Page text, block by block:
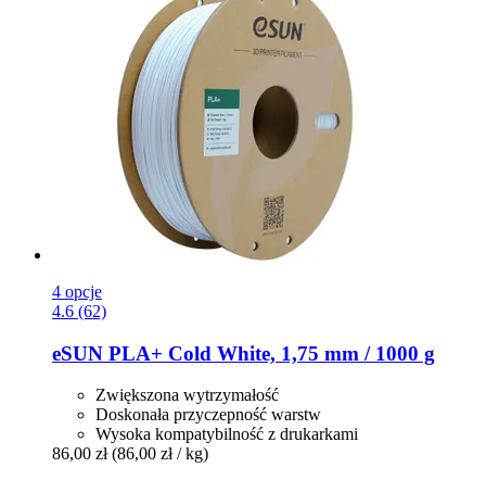
4 opcje
4.6 (62)
eSUN PLA+ Cold White, 1,75 mm / 1000 g
Zwiększona wytrzymałość
Doskonała przyczepność warstw
Wysoka kompatybilność z drukarkami
86,00 zł (86,00 zł / kg)